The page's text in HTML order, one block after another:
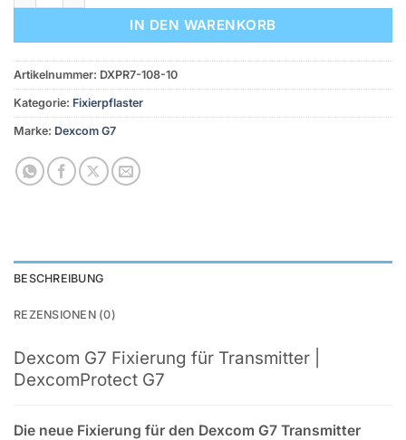
IN DEN WARENKORB
Artikelnummer: DXPR7-108-10
Kategorie: Fixierpflaster
Marke: Dexcom G7
BESCHREIBUNG
REZENSIONEN (0)
Dexcom G7 Fixierung für Transmitter |
DexcomProtect G7
Die neue Fixierung für den Dexcom G7 Transmitter